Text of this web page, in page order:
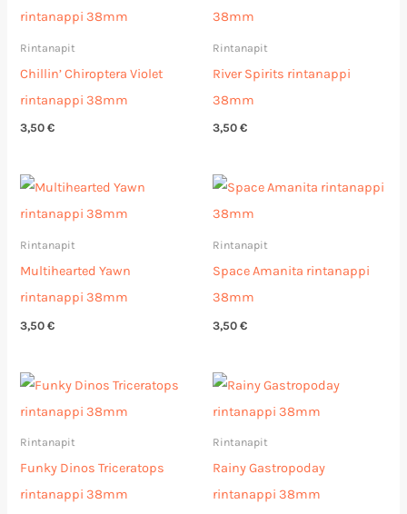
Rintanapit
Chillin’ Chiroptera Violet
rintanappi 38mm
3,50€
Rintanapit
River Spirits rintanappi
38mm
3,50 €
Rintanapit
Multihearted Yawn
rintanappi 38mm
3,50€
Rintanapit
Space Amanita rintanappi
38mm
3,50 €
Rintanapit
Funky Dinos Triceratops
rintanappi 38mm
Rintanapit
Rainy Gastropoday
rintanappi 38mm